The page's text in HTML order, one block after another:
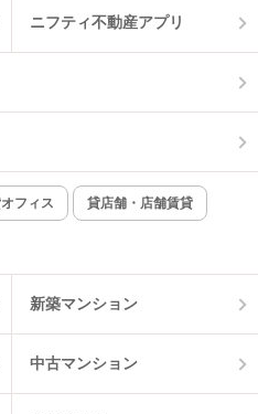
ニフティ不動産アプリ
フィス 貸店舗・店舗賃貸
新築マンション
中古マンション